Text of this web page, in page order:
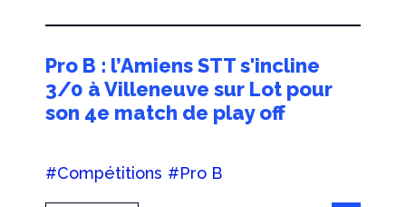
Pro B : l’Amiens STT s'incline
3/0 à Villeneuve sur Lot pour
son 4e match de play off
#Compétitions #Pro B